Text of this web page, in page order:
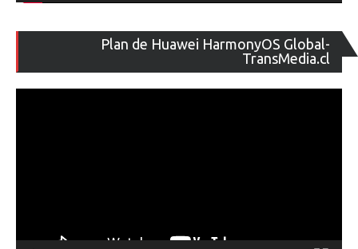
Plan de Huawei HarmonyOS Global-
TransMedia.cl
de